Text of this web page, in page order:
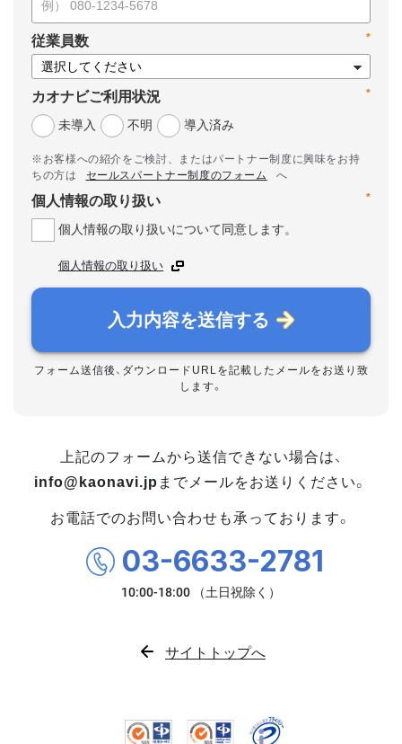
*
従業員数
*
カオナビご利用状況
未導入
不明 導入済み
※お客様への紹介をご検討、またはパートナー制度に興味をお持
ちの方は
セールスパートナー制度のフォーム
へ
*
個人情報の取り扱い
個人情報の取り扱いについて同意します。
個人情報の取り扱い
入力内容を送信する
フォーム送信後、ダウンロードURLを記載したメールをお送り致
します。
上記のフォームから送信できない場合は、
info@kaonavi.jp までメールをお送りください。
お電話でのお問い合わせも承っております。
03-6633-2781
サイトトップへ